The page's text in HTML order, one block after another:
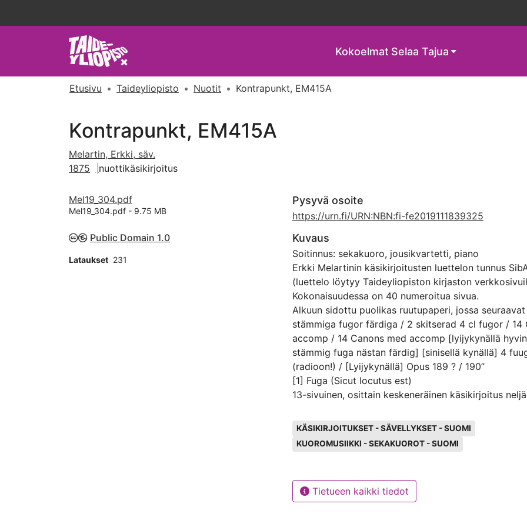
Kokoelmat Selaa Tajua
Etusivu Taideyliopisto Nuotit Kontrapunkt, EM415A
Kontrapunkt, EM415A
Melartin, Erkki, säv.
1875
nuottikäsikirjoitus
Mel19_304.pdf
Mel19_304.pdf - 9.75 MB
Public Domain 1.0
Lataukset 231
Pysyvä osoite
https://urn.fi/URN:NBN:fi-fe2019111839325
Kuvaus
Soitinnus: sekakuoro, jousikvartetti, piano
Erkki Melartinin käsikirjoitusten luettelon tunnus
(luettelo löytyy Taideyliopiston kirjaston
Kokonaisuudessa on 40 numeroitua sivua.
Alkuun sidottu puolikas ruutupaperi, jossa
stämmiga fugor färdiga / 2 skitserad 4 cl fugor / 14
accomp / 14 Canons med accomp [lyijykynällä
stämmig fuga nästan färdig] [sinisellä kynällä] 4
(radioon!) / [Lyijykynällä] Opus 189 ? / 190”
[1] Fuga (Sicut locutus est)
13-sivuinen, osittain keskeneräinen käsikirjoitus
on tekstinä latinankielisen Magnificatin osa Sicut
täynnä lyijykynällä tehtyjä luonnoksia, joiden yhteys
fuugaan on tutkimatta. Tästä sävellyksestä on
Avainsanat
KÄSIKIRJOITUKSET - SÄVELLYKSET - SUOMI
KUOROMUSIIKKI - SEKAKUOROT - SUOMI
Tietueen kaikki tiedot